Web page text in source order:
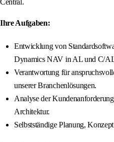
Central.
Ihre Aufgaben:
Entwicklung von
Dynamics NAV in AL und C/
Verantwortung für
unserer Branchenlösungen.
Analyse der
Architektur.
Selbstständige Planung,